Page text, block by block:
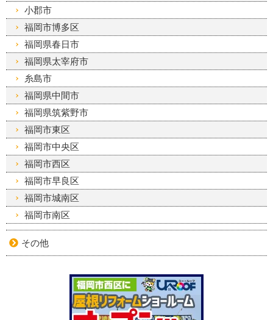
小郡市
福岡市博多区
福岡県春日市
福岡県太宰府市
糸島市
福岡県中間市
福岡県筑紫野市
福岡市東区
福岡市中央区
福岡市西区
福岡市早良区
福岡市城南区
福岡市南区
その他